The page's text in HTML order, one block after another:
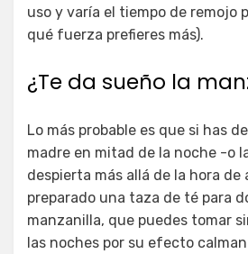
uso y varía el tiempo de remojo
qué fuerza prefieres más).
¿Te da sueño la
Lo más probable es que si has
madre en mitad de la noche -o
despierta más allá de la hora
preparado una taza de té para
manzanilla, que puedes tomar
las noches por su efecto